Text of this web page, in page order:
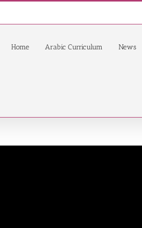
Home Arabic Curriculum News